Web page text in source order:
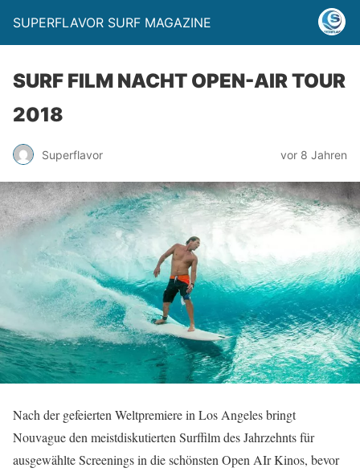
SUPERFLAVOR SURF MAGAZINE
SURF FILM NACHT OPEN-AIR TOUR
2018
Superflavor vor 8 Jahren
Nach der gefeierten Weltpremiere in Los Angeles bringt
Nouvague den meistdiskutierten Surffilm des Jahrzehnts für
ausgewählte Screenings in die schönsten Open AIr Kinos, bevor